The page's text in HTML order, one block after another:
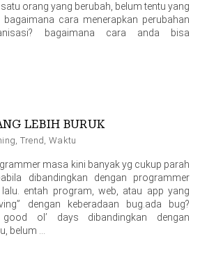
orang yang berubah, belum tentu yang
bagaimana cara menerapkan perubahan
bagaimana cara anda bisa
LEBIH BURUK
, Trend , Waktu
masa kini banyak yg cukup parah
dibandingkan dengan programmer
entah program, web, atau app yang
dengan keberadaan bug.ada bug?
ol’ days dibandingkan dengan
belum …